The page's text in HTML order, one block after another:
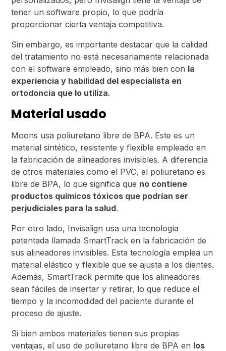
tener un software propio, lo que podría
proporcionar cierta ventaja competitiva.
Sin embargo, es importante destacar que la calidad
del tratamiento no está necesariamente relacionada
con el software empleado, sino más bien con la
experiencia y habilidad del especialista en
ortodoncia que lo utiliza.
Material usado
Moons usa poliuretano libre de BPA. Este es un
material sintético, resistente y flexible empleado en
la fabricación de alineadores invisibles. A diferencia
de otros materiales como el PVC, el poliuretano es
libre de BPA, lo que significa que no contiene
productos químicos tóxicos que podrían ser
perjudiciales para la salud.
Por otro lado, Invisalign usa una tecnología
patentada llamada SmartTrack en la fabricación de
sus alineadores invisibles. Esta tecnología emplea un
material elástico y flexible que se ajusta a los dientes.
Además, SmartTrack permite que los alineadores
sean fáciles de insertar y retirar, lo que reduce el
tiempo y la incomodidad del paciente durante el
proceso de ajuste.
Si bien ambos materiales tienen sus propias
ventajas, el uso de poliuretano libre de BPA en los